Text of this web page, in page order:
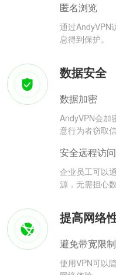
匿名浏览
通过AndyVPN
息得到保护。
数据安全
数据加密
AndyVPN会加
意行为者窃取信
安全远程访问
企业员工可以
源，无需担心
提高网络
避免带宽限制
使用VPN可以